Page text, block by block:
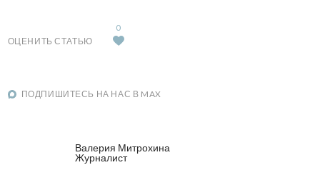
ОЦЕНИТЬ СТАТЬЮ
0
ПОДПИШИТЕСЬ НА НАС В MAX
Валерия Митрохина
Журналист